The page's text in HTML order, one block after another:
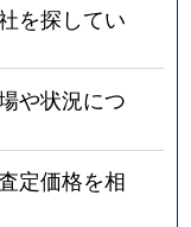
を探してい
や状況につ
定価格を相